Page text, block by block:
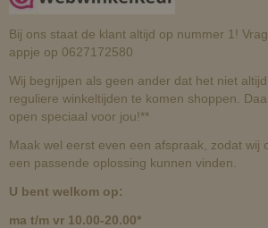
Bij ons staat de klant altijd op nummer 1!
appje op 0627172580
Wij begrijpen als geen ander dat het niet
reguliere winkeltijden te komen shoppen.
open speciaal voor jou!**
Maak wel eerst even een afspraak, zodat wij
een passende oplossing kunnen vinden.
U bent welkom op:
ma t/m vr 10.00-20.00*